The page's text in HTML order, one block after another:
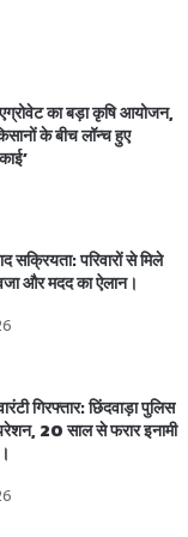
का बड़ा कृषि आयोजन,
के बीच लॉन्च हुए
सक्रियता: परिवारों से मिले
और मदद का ऐलान।
गिरफ्तार: छिंदवाड़ा पुलिस
20 साल से फरार इनामी